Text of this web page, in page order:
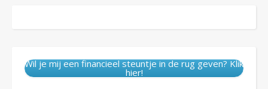
Wil je mij een financieel steuntje in de rug geven? Klik
hier!